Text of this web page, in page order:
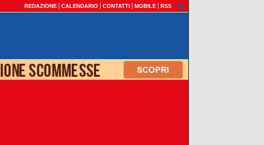
REDAZIONE CALENDARIO CONTATTI MOBILE RSS